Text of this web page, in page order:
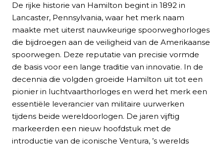
De rijke historie van Hamilton begint in 1892 in
Lancaster, Pennsylvania, waar het merk naam
maakte met uiterst nauwkeurige spoorweghorloges
die bijdroegen aan de veiligheid van de Amerikaanse
spoorwegen. Deze reputatie van precisie vormde
de basis voor een lange traditie van innovatie. In de
decennia die volgden groeide Hamilton uit tot een
pionier in luchtvaarthorloges en werd het merk een
essentiële leverancier van militaire uurwerken
tijdens beide wereldoorlogen. De jaren vijftig
markeerden een nieuw hoofdstuk met de
introductie van de iconische Ventura, ’s werelds